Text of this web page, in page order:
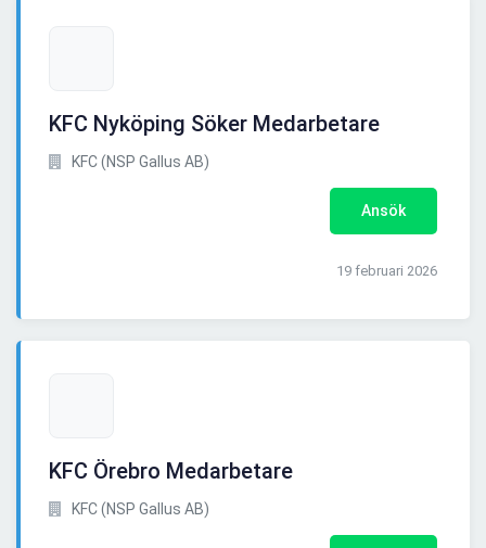
KFC Nyköping Söker Medarbetare
KFC (NSP Gallus AB)
Ansök
19 februari 2026
KFC Örebro Medarbetare
KFC (NSP Gallus AB)